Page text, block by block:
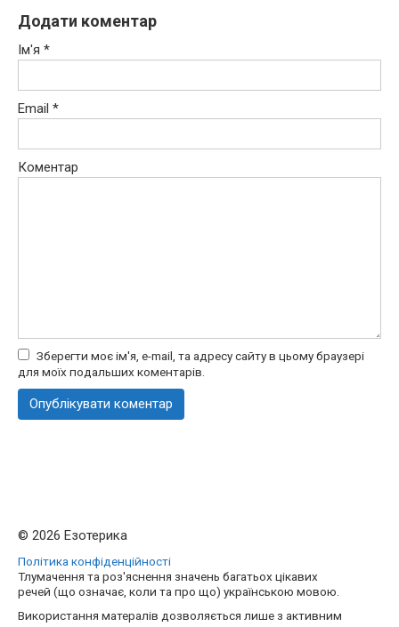
Додати коментар
Ім'я *
Email *
Коментар
Зберегти моє ім'я, e-mail, та адресу сайту в цьому браузері
для моїх подальших коментарів.
© 2026 Езотерика
Політика конфіденційності
Тлумачення та роз'яснення значень багатьох цікавих
речей (що означає, коли та про що) українською мовою.
Використання матералів дозволяється лише з активним